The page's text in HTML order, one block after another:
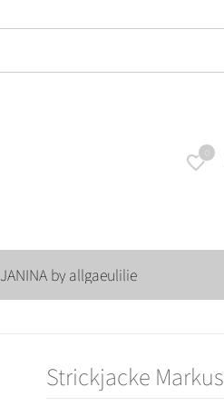
JANINA by allgaeulilie
Strickjacke Markus